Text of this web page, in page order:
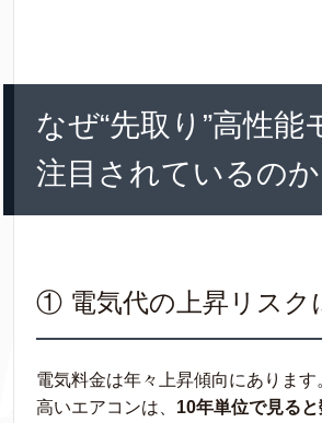
なぜ“先取り”高性能
注目されているのか
① 電気代の上昇リスク
電気料金は年々上昇傾向にありま
高いエアコンは、 10年単位で見る